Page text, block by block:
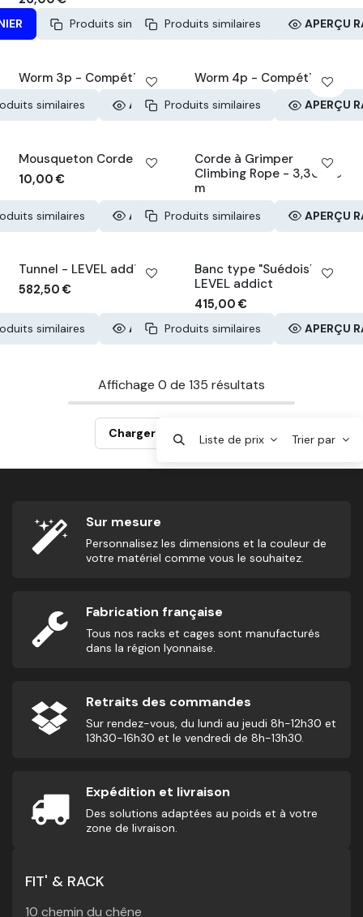
Produits similaires APERÇU RAPIDE
Produits similaires APERÇU
Worm 3p - Compétition
similaires APERÇU RAPIDE
Worm 4p - Compétition
Produits similaires APERÇU
Mousqueton Corde
10,00€
similaires APERÇU RAPIDE
Corde à Grimper
Climbing Rope - 3,30 à 6
m
Produits similaires APERÇU
Tunnel - LEVEL addict
582,50€
similaires APERÇU RAPIDE
Banc type "Suédois" -
LEVEL addict
415,00€
Produits similaires
APERÇU
Affichage 0 de 135 résultats
Charger plus de produits
Liste de prix Trier par
Sur mesure
Personnalisez les dimensions et la couleur de
votre matériel comme vous le souhaitez.
Fabrication française
Tous nos racks et cages sont manufacturés
dans la région lyonnaise.
Retraits des commandes
Sur rendez-vous, du lundi au jeudi 8h-12h30 et
13h30-16h30 et le vendredi de 8h-13h30.
Expédition et livraison
Des solutions adaptées au poids et à votre
zone de livraison.
FIT' & RACK
10 chemin du chêne